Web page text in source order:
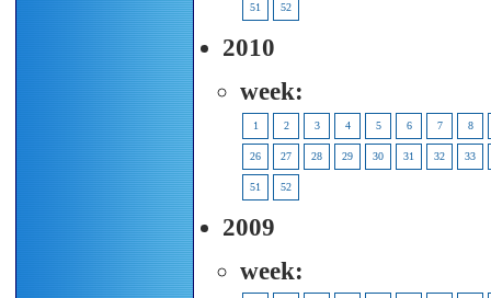
51 52
2010
week:
1 2 3 4 5 6 7 8
26 27 28 29 30 31 32 33
51 52
2009
week: